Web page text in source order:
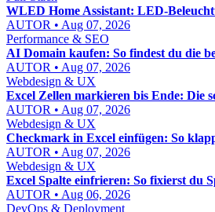
WLED Home Assistant: LED-
AUTOR • Aug 07, 2026
Performance & SEO
AI Domain kaufen: So findest du die
AUTOR • Aug 07, 2026
Webdesign & UX
Excel Zellen markieren bis Ende: Die
AUTOR • Aug 07, 2026
Webdesign & UX
Checkmark in Excel einfügen: So
AUTOR • Aug 07, 2026
Webdesign & UX
Excel Spalte einfrieren: So fixierst du
AUTOR • Aug 06, 2026
DevOps & Deployment